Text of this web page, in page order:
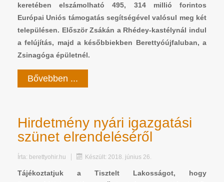
keretében elszámolható 495, 314 millió forintos
Európai Uniós támogatás segítségével valósul meg két
településen. Először Zsákán a Rhédey-kastélynál indul
a felújítás, majd a későbbiekben Berettyóújfaluban, a
Zsinagóga épületnél.
Bővebben ...
Hirdetmény nyári igazgatási
szünet elrendeléséről
Írta: berettyohir.hu Készült: 2018. június 26.
Tájékoztatjuk a Tisztelt Lakosságot, hogy